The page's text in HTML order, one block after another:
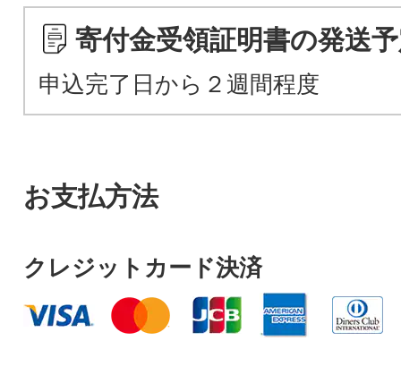
寄付金受領証明書の発送
申込完了日から２週間程度
お支払方法
クレジットカード決済